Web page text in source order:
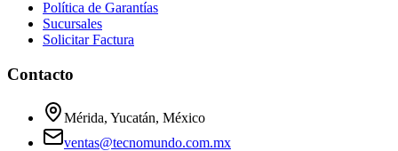
Política de Garantías
Sucursales
Solicitar Factura
Contacto
Mérida, Yucatán, México
ventas@tecnomundo.com.mx